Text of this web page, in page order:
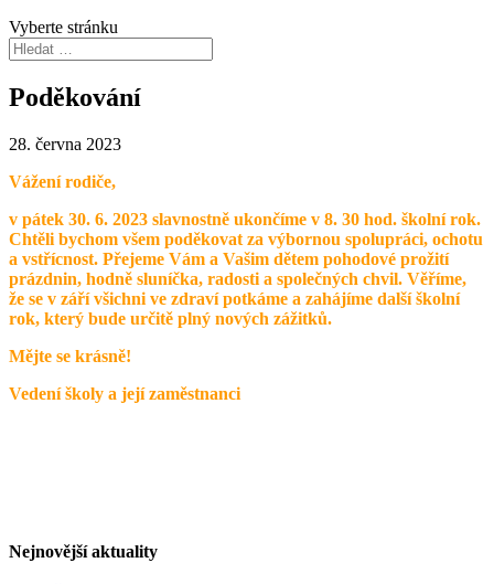
Vyberte stránku
Poděkování
28. června 2023
Vážení rodiče,
v pátek 30. 6. 2023 slavnostně ukončíme v 8. 30 hod. školní rok.
Chtěli bychom všem poděkovat za výbornou spolupráci, ochotu
a vstřícnost. Přejeme Vám a Vašim dětem pohodové prožití
prázdnin, hodně sluníčka, radosti a společných chvil. Věříme,
že se v září všichni ve zdraví potkáme a zahájíme další školní
rok, který bude určitě plný nových zážitků.
Mějte se krásně!
Vedení školy a její zaměstnanci
Nejnovější aktuality